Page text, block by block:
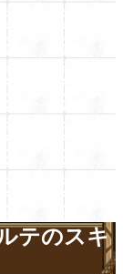
テのスキ